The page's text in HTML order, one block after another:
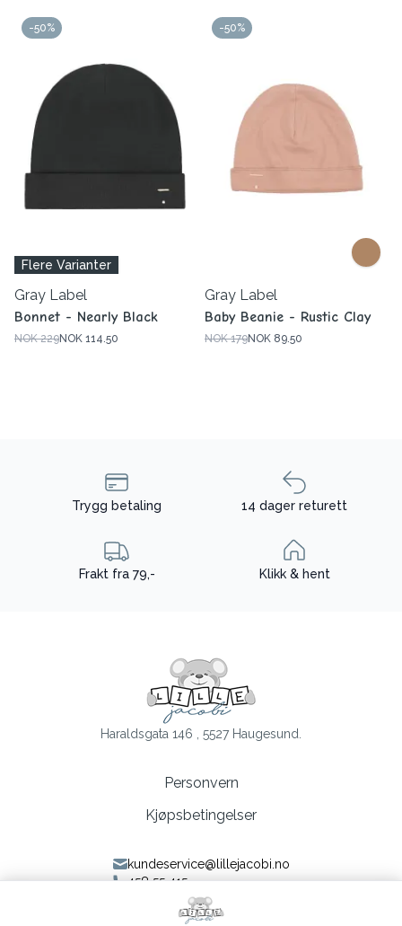
-50%
Flere Varianter
Gray Label
Bonnet - Nearly Black
NOK 229NOK 114.50
-50%
Gray Label
Baby Beanie - Rustic Clay
NOK 179NOK 89.50
Trygg betaling 14 dager returett
Frakt fra 79,- Klikk & hent
Haraldsgata 146 , 5527 Haugesund.
Personvern
Kjøpsbetingelser
kundeservice@lillejacobi.no
458 55 415
Følg oss på Facebook
Følg oss på Instagram